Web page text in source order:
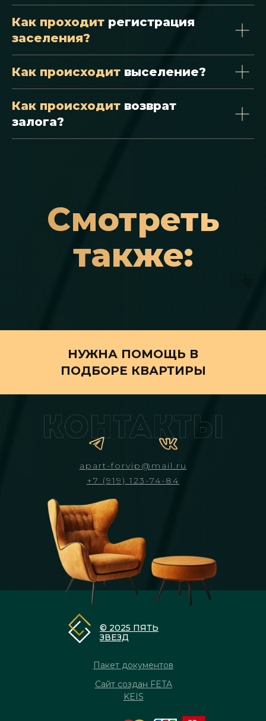
Как проходит регистрация
заселения?
Как происходит выселение?
Как происходит возврат
залога?
Смотреть
также:
НУЖНА ПОМОЩЬ В
ПОДБОРЕ КВАРТИРЫ
apart-forvip@mail.ru
+7 (919) 123-74-84
Сайт создан FETA
KEIS
© 2025 ПЯТЬ
ЗВЕЗД
Пакет документов